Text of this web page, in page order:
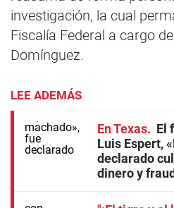
investigación, la cual
Fiscalía Federal a cargo
Domínguez.
LEE ADEMÁS
En Texas
El
Luis Espert,
declarado
dinero y